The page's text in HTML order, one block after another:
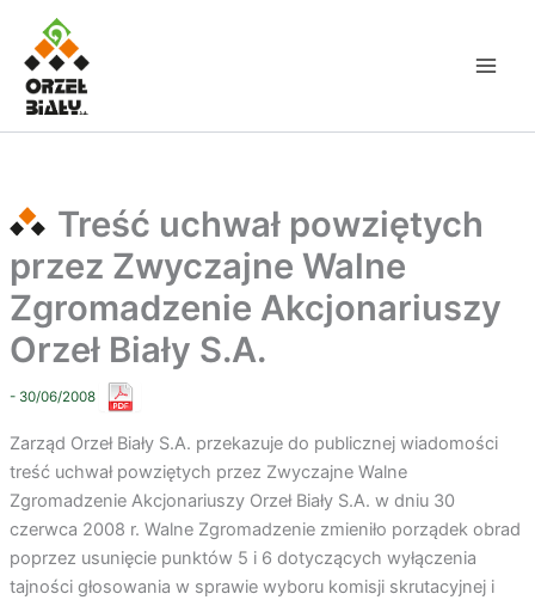
Przejdź
treści
Treść uchwał powziętych
przez Zwyczajne Walne
Zgromadzenie Akcjonariuszy
Orzeł Biały S.A.
- 30/06/2008
Zarząd Orzeł Biały S.A. przekazuje do publicznej wiadomości
treść uchwał powziętych przez Zwyczajne Walne
Zgromadzenie Akcjonariuszy Orzeł Biały S.A. w dniu 30
czerwca 2008 r. Walne Zgromadzenie zmieniło porządek obrad
poprzez usunięcie punktów 5 i 6 dotyczących wyłączenia
tajności głosowania w sprawie wyboru komisji skrutacyjnej i